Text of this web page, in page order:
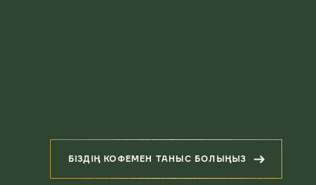
БІЗДІҢ КОФЕМЕН ТАНЫС БОЛЫҢЫЗ
(ІЛЕСПЕ ӨНІМДЕР)